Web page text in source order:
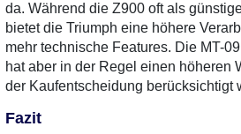
da. Während die Z900 oft als
bietet die Triumph eine höhere
mehr technische Features. Die MT-
hat aber in der Regel einen höheren
der Kaufentscheidung berücksichtigt
Fazit